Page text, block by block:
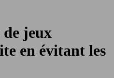
de jeux
en évitant les